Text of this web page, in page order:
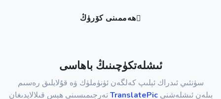
ھەممىنى كۆرۈڭ
ئىشلەتكۈچىنىڭ باھاسى
سۈنئىي ئىدراك ئېلىپ كەلگەن ئۈنۈملۈك ۋە قۇلايلىق رەسىم
تەرجىمىسىنى ھېس قىلالايدىغانTranslatePicبىلەن ئىشلەشنى